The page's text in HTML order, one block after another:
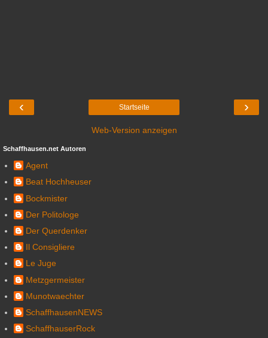
‹ ›
Startseite
Web-Version anzeigen
Schaffhausen.net Autoren
Agent
Beat Hochheuser
Bockmister
Der Politologe
Der Querdenker
Il Consigliere
Le Juge
Metzgermeister
Munotwaechter
SchaffhausenNEWS
SchaffhauserRock